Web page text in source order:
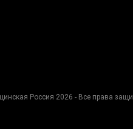
Россия 2026 - Все права